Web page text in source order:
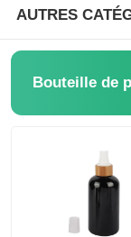
AUTRES
Bouteille de